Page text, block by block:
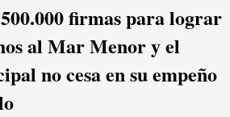
firmas para lograr
al Mar Menor y el
no cesa en su empeño